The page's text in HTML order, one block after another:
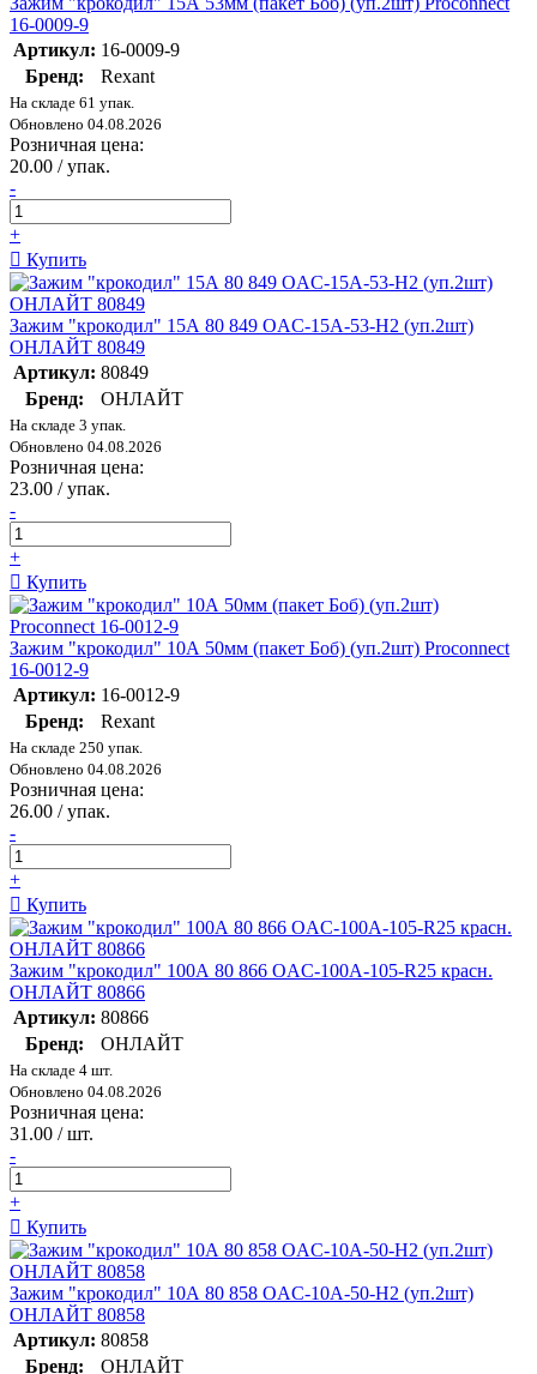
16-0009-9
Артикул: 16-0009-9
Бренд:
Rexant
На складе 61 упак.
Обновлено 04.08.2026
Розничная цена:
20.00 / упак.
-
+
Купить
Зажим "крокодил" 15А 80 849 OAC-15A-53-H2 (уп.2шт)
ОНЛАЙТ 80849
Артикул: 80849
Бренд:
ОНЛАЙТ
На складе 3 упак.
Обновлено 04.08.2026
Розничная цена:
23.00 / упак.
-
+
Купить
Зажим "крокодил" 10А 50мм (пакет Боб) (уп.2шт) Proconnect
16-0012-9
Артикул: 16-0012-9
Бренд:
Rexant
На складе 250 упак.
Обновлено 04.08.2026
Розничная цена:
26.00 / упак.
-
+
Купить
Зажим "крокодил" 100А 80 866 OAC-100A-105-R25 красн.
ОНЛАЙТ 80866
Артикул: 80866
Бренд:
ОНЛАЙТ
На складе 4 шт.
Обновлено 04.08.2026
Розничная цена:
31.00 / шт.
-
+
Купить
Зажим "крокодил" 10А 80 858 OAC-10A-50-H2 (уп.2шт)
ОНЛАЙТ 80858
Артикул: 80858
Бренд:
ОНЛАЙТ